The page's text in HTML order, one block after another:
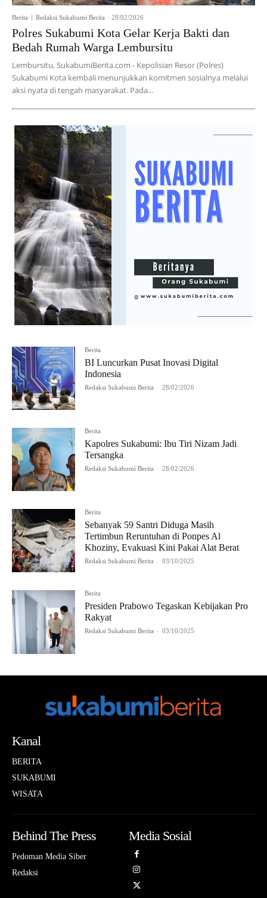
Berita Redaksi Sukabumi Berita - 28/02/2026
Polres Sukabumi Kota Gelar Kerja Bakti dan
Bedah Rumah Warga Lembursitu
Lembursitu, SukabumiBerita.com - Kepolisian Resor (Polres)
Sukabumi Kota kembali menunjukkan komitmen sosialnya melalui
aksi nyata di tengah masyarakat. Pada...
Berita
BI Luncurkan Pusat Inovasi Digital
Indonesia
Redaksi Sukabumi Berita - 28/02/2026
Berita
Kapolres Sukabumi: Ibu Tiri Nizam Jadi
Tersangka
Redaksi Sukabumi Berita - 28/02/2026
Berita
Sebanyak 59 Santri Diduga Masih
Tertimbun Reruntuhan di Ponpes Al
Khoziny, Evakuasi Kini Pakai Alat Berat
Redaksi Sukabumi Berita - 03/10/2025
Berita
Presiden Prabowo Tegaskan Kebijakan Pro
Rakyat
Redaksi Sukabumi Berita - 03/10/2025
Kanal
BERITA
SUKABUMI
WISATA
Behind The Press
Pedoman Media Siber
Redaksi
Media Sosial